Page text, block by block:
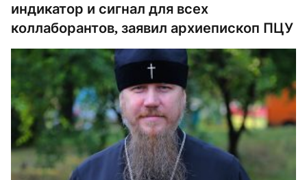
индикатор и сигнал для всех
коллаборантов, заявил архиепископ ПЦУ